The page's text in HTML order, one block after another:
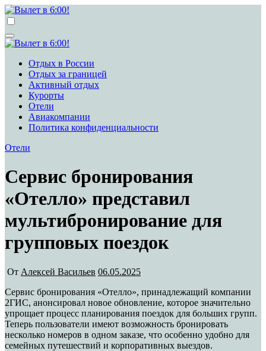
Перейти
к
Генеральный директор: Чернокоз Ольга Валерьевна
Учредитель ООО "Клуб регионов", ИНН 6685155934
Генеральный директор: Чернокоз Ольга Валерьевна
info@gosrf.ru +7 (495) 920-51-49
Отдых в России
Отдых за границей
Активный отдых
Курорты
Отели
Авиакомпании
Политика конфиденциальности
Отели
Сервис бронирования
«Отелло» представил
мультибронирование для
групповых поездок
От Алексей Васильев 06.05.2025
Сервис бронирования «Отелло», принадлежащий компании
2ГИС, анонсировал новое обновление, которое значительно
упрощает процесс планирования поездок для больших групп.
Теперь пользователи имеют возможность бронировать
несколько номеров в одном заказе, что особенно удобно для
семейных путешествий и корпоративных выездов.